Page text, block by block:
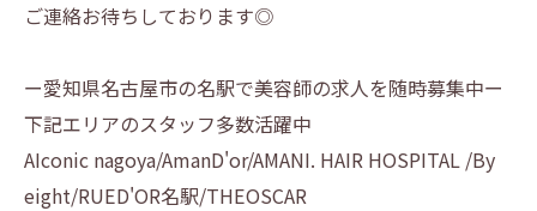
ご連絡お待ちしております◎
ー愛知県名古屋市の名駅で美容師の求人を随時募集中ー
下記エリアのスタッフ多数活躍中
AIconic nagoya/AmanD'or/AMANI. HAIR HOSPITAL /By
eight/RUED'OR名駅/THEOSCAR